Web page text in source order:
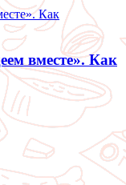
вместе». Как